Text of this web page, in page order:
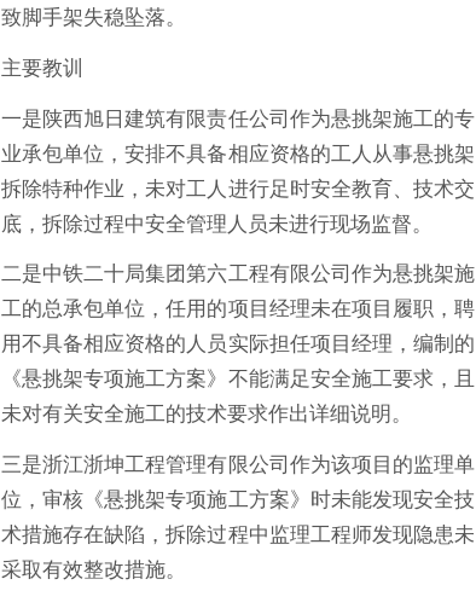
致脚手架失稳坠落。
主要教训
一是陕西旭日建筑有限责任公司作为悬挑架施工的专
业承包单位，安排不具备相应资格的工人从事悬挑架
拆除特种作业，未对工人进行足时安全教育、技术交
底，拆除过程中安全管理人员未进行现场监督。
二是中铁二十局集团第六工程有限公司作为悬挑架施
工的总承包单位，任用的项目经理未在项目履职，聘
用不具备相应资格的人员实际担任项目经理，编制的
《悬挑架专项施工方案》不能满足安全施工要求，且
未对有关安全施工的技术要求作出详细说明。
三是浙江浙坤工程管理有限公司作为该项目的监理单
位，审核《悬挑架专项施工方案》时未能发现安全技
术措施存在缺陷，拆除过程中监理工程师发现隐患未
采取有效整改措施。